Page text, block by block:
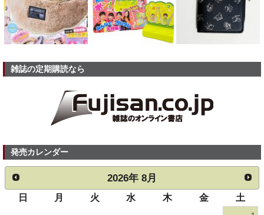
雑誌の定期購読なら
発売カレンダー
2026年 8月
日 月 火 水 木 金
土